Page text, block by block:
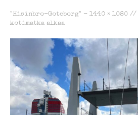
"Hisinbro-Goteborg" - 1440 × 1080 //
kotimatka alkaa